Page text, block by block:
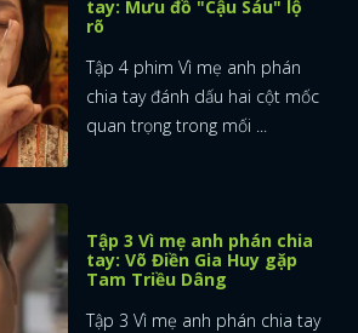
tay: Mưu đồ "Cậu Sáu" lộ
rõ
Tập 4 phim Vì mẹ anh phán
chia tay đánh dấu hai cột mốc
quan trọng trong mối ...
Tập 3 Vì mẹ anh phán chia
tay: Võ Điền Gia Huy gặp
Tam Triều Dâng
Tập 3 Vì mẹ anh phán chia tay